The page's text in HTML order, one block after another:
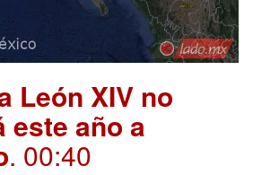
León XIV no
este año a
. 00:40